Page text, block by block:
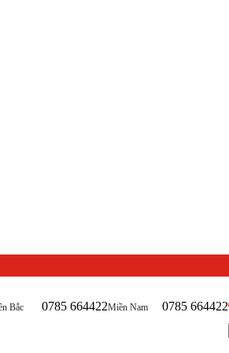
Bắc 0785 664422Miền Nam 0785 664422